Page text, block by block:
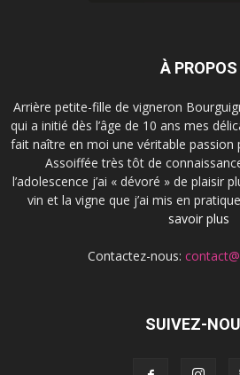
À PROPOS
Arrière petite-fille de vigneron
qui a initié dès l’âge de 10 ans mes
fait naître en moi une véritable passion
Assoiffée très tôt de
l’adolescence j’ai « dévoré » de plaisir
vin et la vigne que j’ai mis en
savoir plus
Contactez-nous:
SUIVEZ-